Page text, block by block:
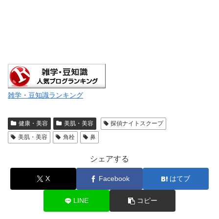
雑学・豆知識ランキング
健康・美容 美肌・美容
探偵ナイトスクープ
美肌・美容
角栓 鼻
シェアする
X Facebook はてブ
LINE コピー